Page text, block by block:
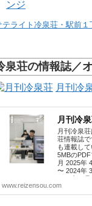
テライト冷泉荘・駅前
泉荘の情報誌／
月刊冷
月刊冷
月刊冷泉
荘情報誌
も連載し
5MBの
月 2025年
〜 2024年
2019年 3
2015年 4
www.reizensou.com